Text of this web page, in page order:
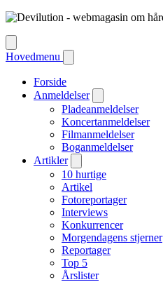
Hovedmenu
Forside
Anmeldelser
Pladeanmeldelser
Koncertanmeldelser
Filmanmeldelser
Boganmeldelser
Artikler
10 hurtige
Artikel
Fotoreportager
Interviews
Konkurrencer
Morgendagens stjerner
Reportager
Top 5
Årslister